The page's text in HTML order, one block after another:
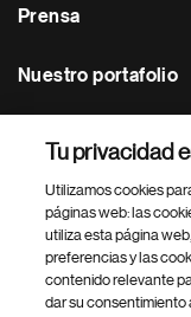
Prensa
Nuestro portafolio
Footer Site Search
Tu privacidad
Utilizamos cookies
páginas web: las
utiliza esta página
preferencias y las
contenido relevante
dar su consentimiento